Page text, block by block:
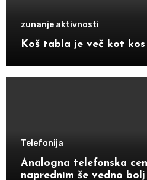
zunanje aktivnosti
Koš tabla je več kot kos
Telefonija
Analogna telefonska
naprednim še vedno